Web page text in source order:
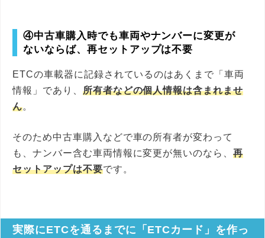
④中古車購入時でも車両やナンバーに変更が
ないならば、再セットアップは不要
ETCの車載器に記録されているのはあくまで「車両
情報」であり、 所有者などの個人情報は含まれませ
ん。
そのため中古車購入などで車の所有者が変わって
も、ナンバー含む車両情報に変更が無いのなら、再
セットアップは不要です。
実際にETCを通るまでに「ETCカード」を作っ